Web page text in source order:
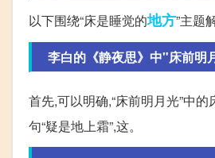
以下围绕“床是睡觉的地方”主题
李白的《静夜思》中"床前明
首先,可以明确,“床前明月光”中
句“疑是地上霜”,这。